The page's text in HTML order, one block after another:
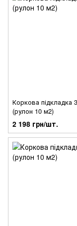
Коркова підкладка
(рулон 10 м2)
2 198 грн/шт.